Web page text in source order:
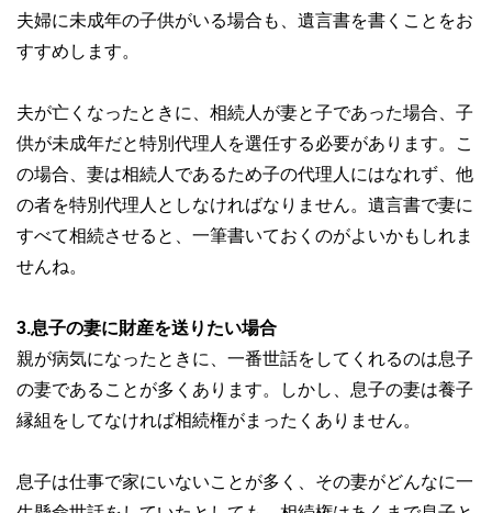
夫婦に未成年の子供がいる場合も、遺言書を書くことをお
すすめします。
夫が亡くなったときに、相続人が妻と子であった場合、子
供が未成年だと特別代理人を選任する必要があります。こ
の場合、妻は相続人であるため子の代理人にはなれず、他
の者を特別代理人としなければなりません。遺言書で妻に
すべて相続させると、一筆書いておくのがよいかもしれま
せんね。
3.息子の妻に財産を送りたい場合
親が病気になったときに、一番世話をしてくれるのは息子
の妻であることが多くあります。しかし、息子の妻は養子
縁組をしてなければ相続権がまったくありません。
息子は仕事で家にいないことが多く、その妻がどんなに一